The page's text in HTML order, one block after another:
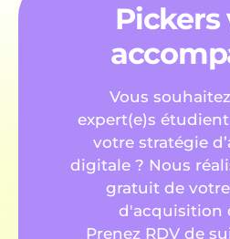
Pickers
Vous
expert(e)s
votre stratégie
digitale ? Nous
gratuit de
d'acquisition
Prenez RDV de